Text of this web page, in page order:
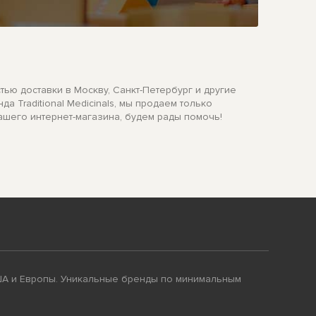
доставки в Москву, Санкт-Петербург и другие
Traditional Medicinals, мы продаем только
интернет-магазина, будем рады помочь!
и Европы. Уникальные бренды по минимальным